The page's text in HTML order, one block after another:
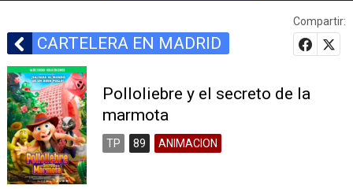
CARTELERA EN MADRID
Compartir:
Polloliebre y el secreto de la
marmota
TP 89 ANIMACION